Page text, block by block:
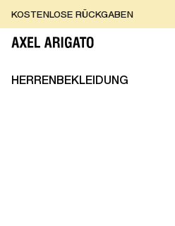
Zum Inhalt springen
KOSTENLOSE EXPRESSLIEFERUNG
KOSTENLOSE EXPRESSLIEFERUNG
HERRENBEKLEIDUNG